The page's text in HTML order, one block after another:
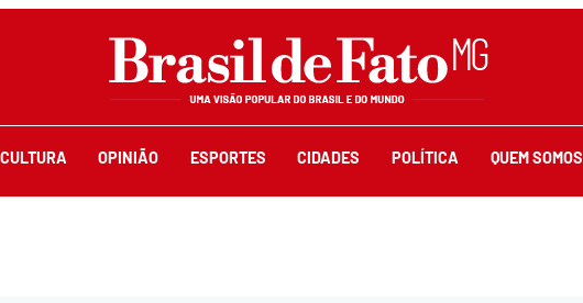
CULTURA OPINIÃO ESPORTES CIDADES POLÍTICA QUEM SOMOS